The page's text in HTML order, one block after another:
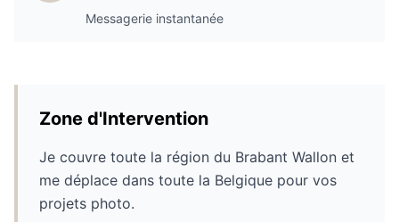
Messagerie instantanée
Zone d'Intervention
Je couvre toute la région du Brabant Wallon et
me déplace dans toute la Belgique pour vos
projets photo.